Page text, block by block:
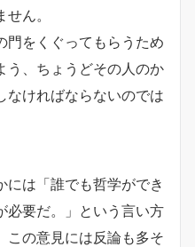
ん。
門をくぐってもらうため
、 ちょうどその人のか
なければならないのでは
には「誰でも哲学ができ
要だ。」 という言い方
この意見には反論も多そ